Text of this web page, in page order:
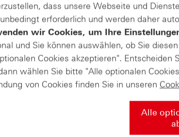
dass unsere Webseite und
erforderlich und werden daher
wir Cookies, um Ihre
und Sie können auswählen, ob Sie
Cookies akzeptieren". Entscheiden
wählen Sie bitte "Alle optionalen
von Cookies finden Sie in unseren
Alle